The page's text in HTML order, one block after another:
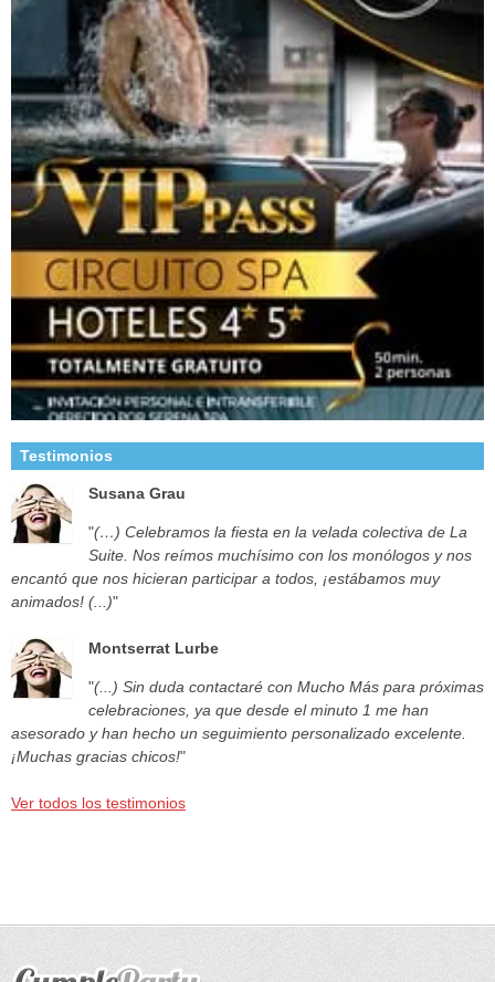
Testimonios
Susana Grau
"(…) Celebramos la fiesta en la velada colectiva de La
Suite. Nos reímos muchísimo con los monólogos y nos
encantó que nos hicieran participar a todos, ¡estábamos muy
animados! (...)"
Montserrat Lurbe
"(...) Sin duda contactaré con Mucho Más para próximas
celebraciones, ya que desde el minuto 1 me han
asesorado y han hecho un seguimiento personalizado excelente.
¡Muchas gracias chicos!"
Ver todos los testimonios